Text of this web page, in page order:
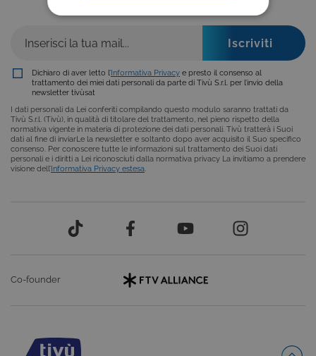
Dichiaro di aver letto l’Informativa Privacy e presto il consenso al
trattamento dei miei dati personali da parte di Tivù S.r.l. per l’invio della
newsletter tivùsat
I dati personali da Lei conferiti compilando questo modulo saranno trattati da
Tivù S.r.l. (Tivù), in qualità di titolare del trattamento, nel pieno rispetto della
normativa vigente in materia di protezione dei dati personali. Tivù tratterà i Suoi
dati al fine di inviarLe la newsletter e soltanto dopo aver acquisito il Suo specifico
consenso. Per conoscere tutte le informazioni sul trattamento dei Suoi dati
personali e i diritti a Lei riconosciuti dalla normativa privacy La invitiamo a prendere
visione dell’Informativa Privacy estesa
Co-founder
COOKIE TECNICI
COOKIE ANALITICI
COOKIE DI PROFILAZIONE
Cookie tecnici
funzionamento del nostro sito e non possono
essere disattivati. Vengono impostati solo in
visualizzazione del sito e dei suoi contenuti.
bloccare i cookie tecnici o essere avvisati
riguardo alla loro installazione, ma in tal caso